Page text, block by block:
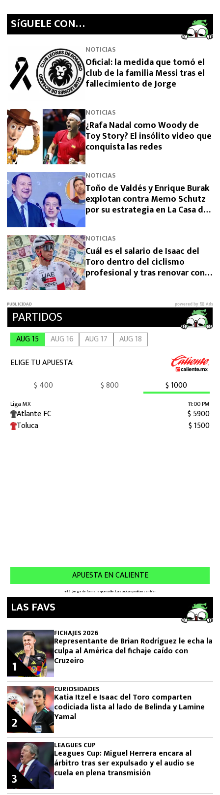
SíGUELE CON…
NOTICIAS
Oficial: la medida que tomó el
club de la familia Messi tras el
fallecimiento de Jorge
NOTICIAS
¿Rafa Nadal como Woody de
Toy Story? El insólito video que
conquista las redes
NOTICIAS
Toño de Valdés y Enrique Burak
explotan contra Memo Schutz
por su estrategia en La Casa de
NOTICIAS
Cuál es el salario de Isaac del
Toro dentro del ciclismo
profesional y tras renovar con
LAS FAVS
FICHAJES 2026
Representante de Brian Rodríguez le echa la
culpa al América del fichaje caído con
Cruzeiro
1
CURIOSIDADES
Katia Itzel e Isaac del Toro comparten
codiciada lista al lado de Belinda y Lamine
Yamal
2
LEAGUES CUP
Leagues Cup: Miguel Herrera encara al
árbitro tras ser expulsado y el audio se
cuela en plena transmisión
3